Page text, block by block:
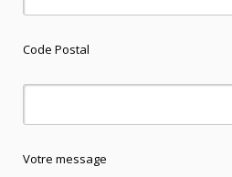
Code Postal
Votre message